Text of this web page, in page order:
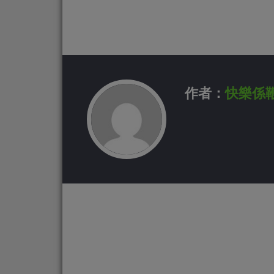
作者：快樂係